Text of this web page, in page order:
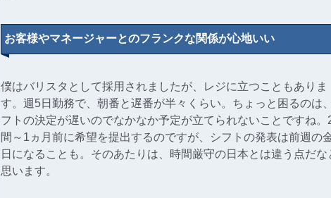
お客様やマネージャーとのフランクな関係が心地いい
僕はバリスタとして採用されましたが、レジに立つこともありま
す。週5日勤務で、朝番と遅番が半々くらい。ちょっと困るのは
フトの決定が遅いのでなかなか予定が立てられないことですね。
間～1ヵ月前に希望を提出するのですが、シフトの発表は前週の
日になることも。そのあたりは、時間厳守の日本とは違う点だな
思います。